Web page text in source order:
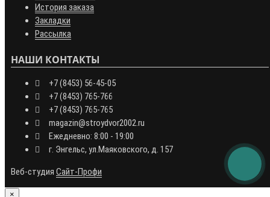
История заказа
Закладки
Рассылка
НАШИ КОНТАКТЫ
+7 (8453) 56-45-05
+7 (8453) 765-766
+7 (8453) 765-765
magazin@stroydvor2002.ru
Ежедневно: 8:00 - 19:00
г. Энгельс, ул.Маяковского, д. 157
Веб-студия Сайт-Профи
×